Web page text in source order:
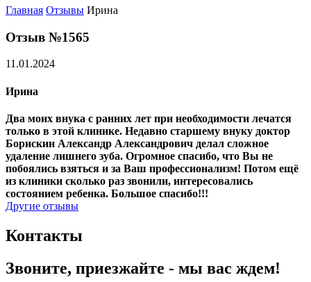
Главная Отзывы Ирина
Отзыв №1565
11.01.2024
Ирина
Два моих внука с ранних лет при необходимости лечатся
только в этой клинике. Недавно старшему внуку доктор
Борискин Александр Александрович делал сложное
удаление лишнего зуба. Огромное спасибо, что Вы не
побоялись взяться и за Ваш профессионализм! Потом ещё
из клиники сколько раз звонили, интересовались
состоянием ребенка. Большое спасибо!!!
Другие отзывы
Контакты
Звоните, приезжайте - мы вас ждем!